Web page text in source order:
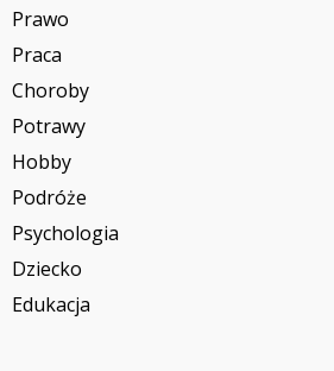
Prawo
Praca
Choroby
Potrawy
Hobby
Podróże
Psychologia
Dziecko
Edukacja